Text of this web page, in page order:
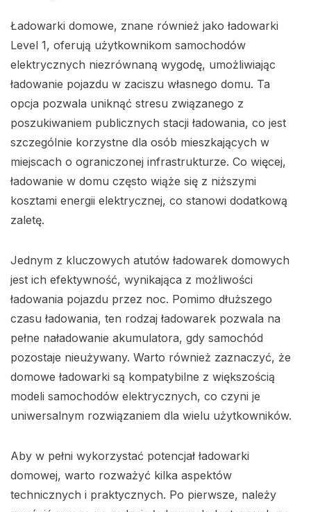
Ładowarki domowe, znane również jako ładowarki
Level 1, oferują użytkownikom samochodów
elektrycznych niezrównaną wygodę, umożliwiając
ładowanie pojazdu w zaciszu własnego domu. Ta
opcja pozwala uniknąć stresu związanego z
poszukiwaniem publicznych stacji ładowania, co jest
szczególnie korzystne dla osób mieszkających w
miejscach o ograniczonej infrastrukturze. Co więcej,
ładowanie w domu często wiąże się z niższymi
kosztami energii elektrycznej, co stanowi dodatkową
zaletę.
Jednym z kluczowych atutów ładowarek domowych
jest ich efektywność, wynikająca z możliwości
ładowania pojazdu przez noc. Pomimo dłuższego
czasu ładowania, ten rodzaj ładowarek pozwala na
pełne naładowanie akumulatora, gdy samochód
pozostaje nieużywany. Warto również zaznaczyć, że
domowe ładowarki są kompatybilne z większością
modeli samochodów elektrycznych, co czyni je
uniwersalnym rozwiązaniem dla wielu użytkowników.
Aby w pełni wykorzystać potencjał ładowarki
domowej, warto rozważyć kilka aspektów
technicznych i praktycznych. Po pierwsze, należy